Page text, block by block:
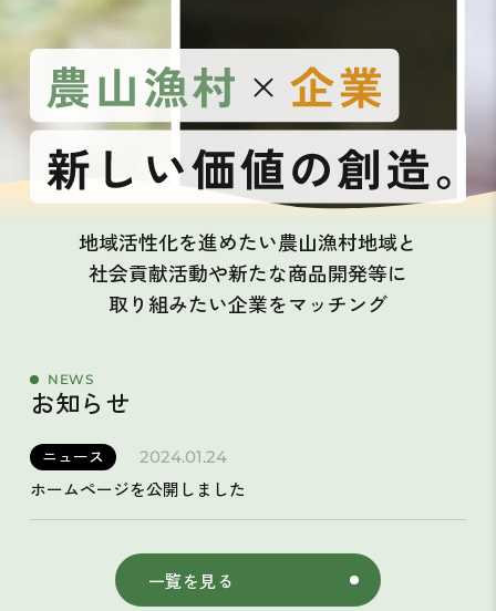
地域活性化を進めたい農山漁村地域と
社会貢献活動や新たな商品開発等に
取り組みたい企業をマッチング
NEWS
お知らせ
ニュース 2024.01.24
ホームページを公開しました
一覧を見る